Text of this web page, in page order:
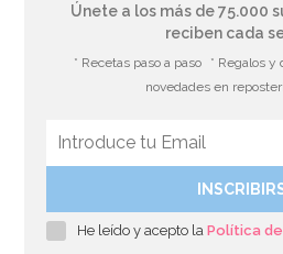
Únete a los más de 75.000
reciben cada
* Recetas paso a paso * Regalos y
novedades en
He leído y acepto laPolítica